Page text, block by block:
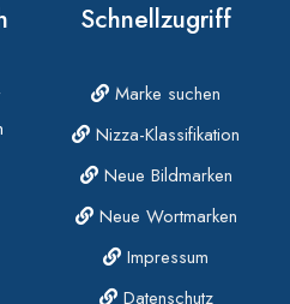
Schnellzugriff
Marke suchen
Nizza-Klassifikation
Neue Bildmarken
Neue Wortmarken
Impressum
Datenschutz